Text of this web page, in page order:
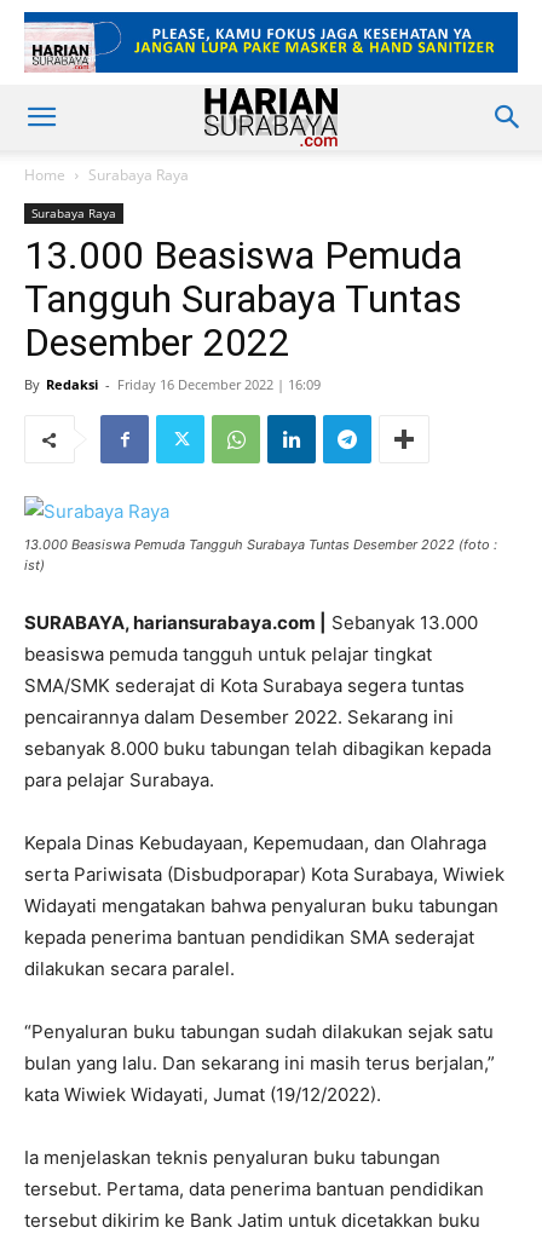
Home Surabaya Raya
Surabaya Raya
13.000 Beasiswa Pemuda
Tangguh Surabaya Tuntas
Desember 2022
By Redaksi - Friday 16 December 2022 | 16:09
13.000 Beasiswa Pemuda Tangguh Surabaya Tuntas Desember 2022 (foto :
ist)
SURABAYA, hariansurabaya.com |
Sebanyak 13.000
beasiswa pemuda tangguh untuk pelajar tingkat
SMA/SMK sederajat di Kota Surabaya segera tuntas
pencairannya dalam Desember 2022. Sekarang ini
sebanyak 8.000 buku tabungan telah dibagikan kepada
para pelajar Surabaya.
Kepala Dinas Kebudayaan, Kepemudaan, dan Olahraga
serta Pariwisata (Disbudporapar) Kota Surabaya, Wiwiek
Widayati mengatakan bahwa penyaluran buku tabungan
kepada penerima bantuan pendidikan SMA sederajat
dilakukan secara paralel.
“Penyaluran buku tabungan sudah dilakukan sejak satu
bulan yang lalu. Dan sekarang ini masih terus berjalan,”
kata Wiwiek Widayati, Jumat (19/12/2022).
Ia menjelaskan teknis penyaluran buku tabungan
tersebut. Pertama, data penerima bantuan pendidikan
tersebut dikirim ke Bank Jatim untuk dicetakkan buku